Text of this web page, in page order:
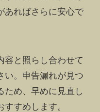
あればさらに安心で
容と照らし合わせて
い。申告漏れが見つ
ため、早めに見直し
すめします。